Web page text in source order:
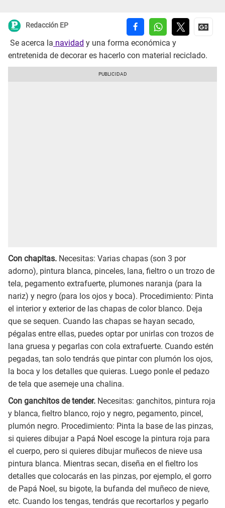
Redacción EP
Se acerca la navidad y una forma económica y
entretenida de decorar es hacerlo con material reciclado.
Con chapitas. Necesitas: Varias chapas (son 3 por
adorno), pintura blanca, pinceles, lana, fieltro o un trozo de
tela, pegamento extrafuerte, plumones naranja (para la
nariz) y negro (para los ojos y boca). Procedimiento: Pinta
el interior y exterior de las chapas de color blanco. Deja
que se sequen. Cuando las chapas se hayan secado,
pégalas entre ellas, puedes optar por unirlas con trozos de
lana gruesa y pegarlas con cola extrafuerte. Cuando estén
pegadas, tan solo tendrás que pintar con plumón los ojos,
la boca y los detalles que quieras. Luego ponle el pedazo
de tela que asemeje una chalina.
Con ganchitos de tender. Necesitas: ganchitos, pintura roja
y blanca, fieltro blanco, rojo y negro, pegamento, pincel,
plumón negro. Procedimiento: Pinta la base de las pinzas,
si quieres dibujar a Papá Noel escoge la pintura roja para
el cuerpo, pero si quieres dibujar muñecos de nieve usa
pintura blanca. Mientras secan, diseña en el fieltro los
detalles que colocarás en las pinzas, por ejemplo, el gorro
de Papá Noel, su bigote, la bufanda del muñeco de nieve,
etc. Cuando los tengas, tendrás que recortarlos y pegarlo